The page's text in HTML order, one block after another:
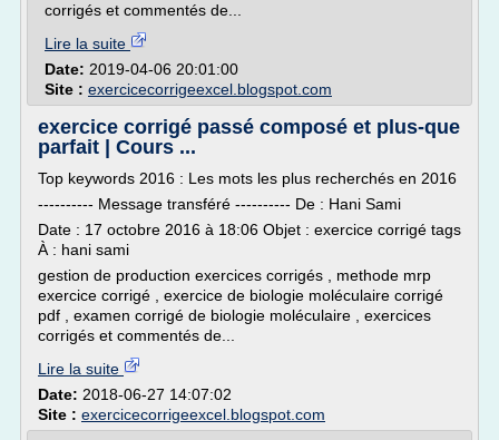
corrigés et commentés de...
Lire la suite
Date: 2019-04-06 20:01:00
Site : exercicecorrigeexcel.blogspot.com
exercice corrigé passé composé et plus-que
parfait | Cours ...
Top keywords 2016 : Les mots les plus recherchés en 2016
---------- Message transféré ---------- De : Hani Sami
Date : 17 octobre 2016 à 18:06 Objet : exercice corrigé tags
À : hani sami
gestion de production exercices corrigés , methode mrp
exercice corrigé , exercice de biologie moléculaire corrigé
pdf , examen corrigé de biologie moléculaire , exercices
corrigés et commentés de...
Lire la suite
Date: 2018-06-27 14:07:02
Site : exercicecorrigeexcel.blogspot.com